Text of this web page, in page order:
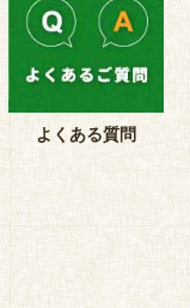
よくある質問